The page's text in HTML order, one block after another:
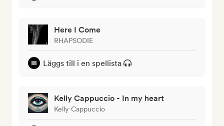
Here I Come
RHAPSODIE
Läggs till i en spellista
Kelly Cappuccio - In my heart
Kelly Cappuccio